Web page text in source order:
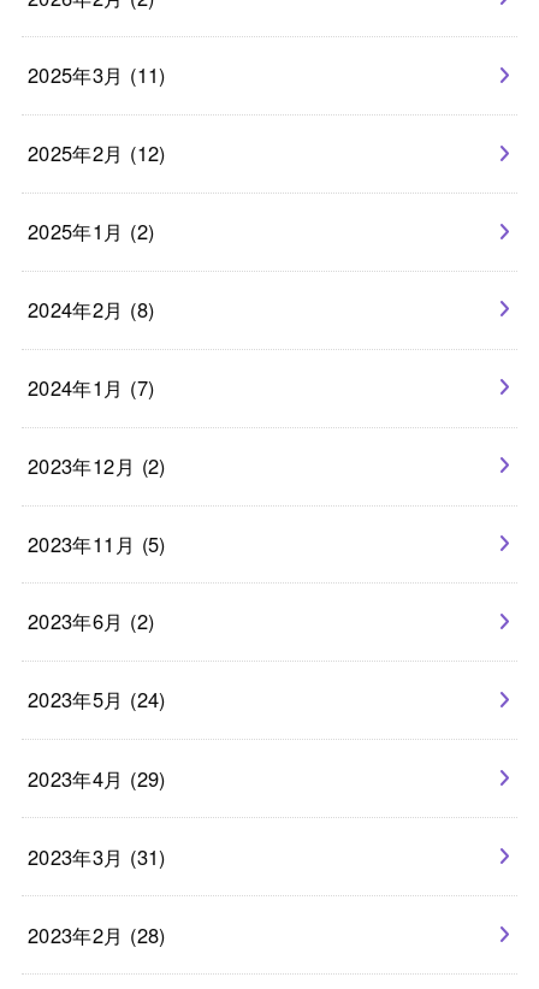
2025年3月 (11)
2025年2月 (12)
2025年1月 (2)
2024年2月 (8)
2024年1月 (7)
2023年12月 (2)
2023年11月 (5)
2023年6月 (2)
2023年5月 (24)
2023年4月 (29)
2023年3月 (31)
2023年2月 (28)